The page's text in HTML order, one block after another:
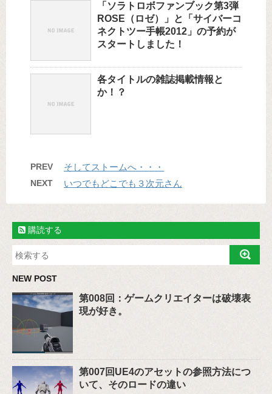
「ソラトロボファンブック第3弾
ROSE（ロゼ）」と「サイバーコ
ネクトツー手帳2012」の予約が
スタートしました！
各タイトルの雑誌掲載情報と
か！？
PREV そしてストームへ・・・
NEXT いつでもどこでも３次元さん
購読する
NEW POST
第008回：ゲームクリエイターは破壊表
現が好き。
第007回UE4のアセットの参照方法につ
いて、そのロードの違い